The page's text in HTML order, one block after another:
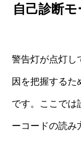
自己診断
警告灯が点灯し
因を把握するた
です。ここでは
ーコードの読み